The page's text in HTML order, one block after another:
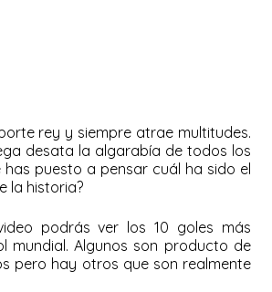
rey y siempre atrae multitudes.
desata la algarabía de todos los
has puesto a pensar cuál ha sido el
la historia?
podrás ver los 10 goles más
mundial. Algunos son producto de
pero hay otros que son realmente